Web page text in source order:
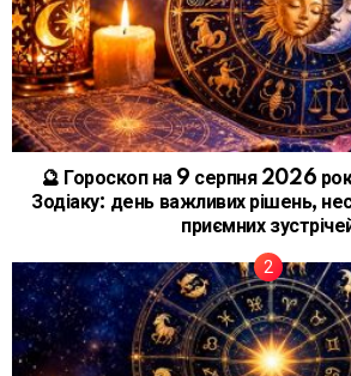
🔮 Гороскоп на 9 серпня 2026
Зодіаку: день важливих рішень,
приємних